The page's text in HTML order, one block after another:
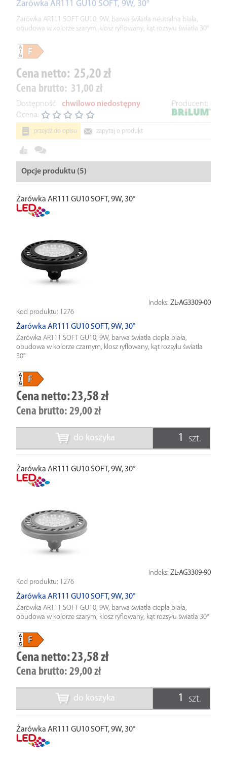
Żarówka AR111 GU10 SOFT, 9W, 30°
Żarówka AR111 SOFT GU10, 9W, barwa światła neutralna biała,
obudowa w kolorze szarym, klosz ryflowany, kąt rozsyłu światła 30°
Cena netto: 25,20 zł
Cena brutto: 31,00 zł
Dostępność
chwilowo niedostępny
Ocena:
Producent:
przejdź do opisu zapytaj o produkt
Opcje produktu (5)
Żarówka AR111 GU10 SOFT, 9W, 30°
Indeks: ZL-AG3309-00
Kod produktu: 1276
Żarówka AR111 GU10 SOFT, 9W, 30°
Żarówka AR111 SOFT GU10, 9W, barwa światła ciepła biała,
obudowa w kolorze czarnym, klosz ryflowany, kąt rozsyłu światła
30°
Cena netto:23,58 zł
Cena brutto: 29,00 zł
do koszyka szt.
Żarówka AR111 GU10 SOFT, 9W, 30°
Indeks: ZL-AG3309-90
Kod produktu: 1276
Żarówka AR111 GU10 SOFT, 9W, 30°
Żarówka AR111 SOFT GU10, 9W, barwa światła ciepła biała,
obudowa w kolorze szarym, klosz ryflowany, kąt rozsyłu światła 30°
Cena netto:23,58 zł
Cena brutto: 29,00 zł
do koszyka szt.
Żarówka AR111 GU10 SOFT, 9W, 30°